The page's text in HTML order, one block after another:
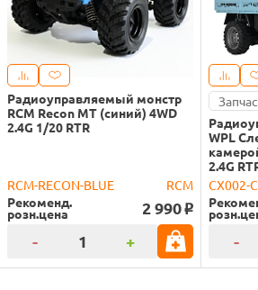
Радиоуправляемый монстр
RCM Recon MT (синий) 4WD
2.4G 1/20 RTR
RCM-RECON-BLUE
RCM
Рекоменд.
розн.цена 2 990 o
- +
WPL
2.4G
CX002-
-